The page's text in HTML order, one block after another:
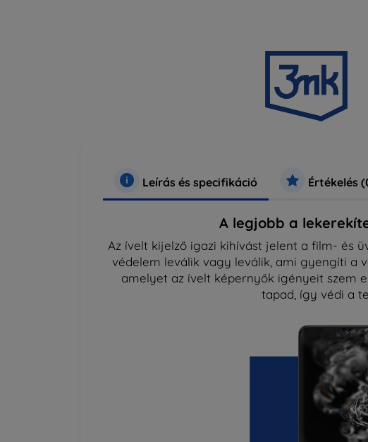
Leírás és specifikáció Értékelés
A legjobb a
Az ívelt kijelző igazi kihívást jelent a film- és
védelem leválik vagy leválik, ami gyengíti a
amelyet az ívelt képernyők igényeit szem
tapad, így védi a